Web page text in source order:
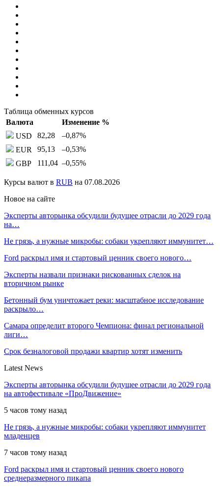
Таблица обменных курсов
Валюта
Изменение %
USD
82,28 –0,87%
EUR
95,13 –0,53%
GBP
111,04 –0,55%
Курсы валют в RUB на 07.08.2026
Новое на сайте
Эксперты авторынка обсудили будущее отрасли до 2029 года
на…
Не грязь, а нужные микробы: собаки укрепляют иммунитет…
Ford раскрыл имя и стартовый ценник своего нового…
Эксперты назвали признаки рискованных сделок на
вторичном рынке
Бетонный бум уничтожает реки: масштабное исследование
раскрыло…
Самара определит второго Чемпиона: финал региональной
лиги…
Срок безналоговой продажи квартир хотят изменить
Latest News
Эксперты авторынка обсудили будущее отрасли до 2029 года
на автофестивале «ПроДвижение»
5 часов тому назад
Не грязь, а нужные микробы: собаки укрепляют иммунитет
младенцев
7 часов тому назад
Ford раскрыл имя и стартовый ценник своего нового
среднеразмерного пикапа